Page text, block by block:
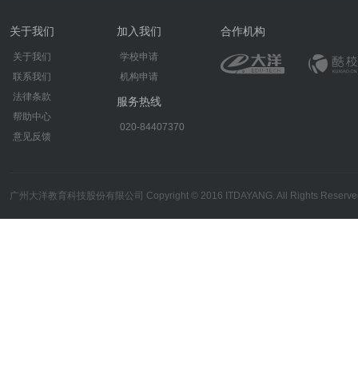
关于我们
关于我们
联系我们
法律条款
帮助中心
意见反馈
加入我们
学校申请
机构申请
服务热线
020-84407370
合作机构
广州大洋教育科技股份有限公司 Copyright © 2016 ITDAYANG. All Rights